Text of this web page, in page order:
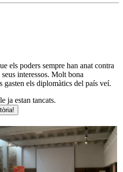
els poders sempre han anat contra
interessos. Molt bona
gasten els diplomàtics del país veí.
ja estan tancats.